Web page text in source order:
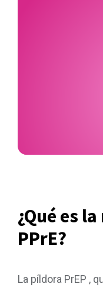
¿Qué es
PPrE?
La píldora PrEP ,